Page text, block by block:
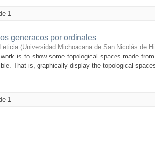
1
generados por ordinales
(Universidad Michoacana de San Nicolás de
is to show some topological spaces made
That is, graphically display the topological
1